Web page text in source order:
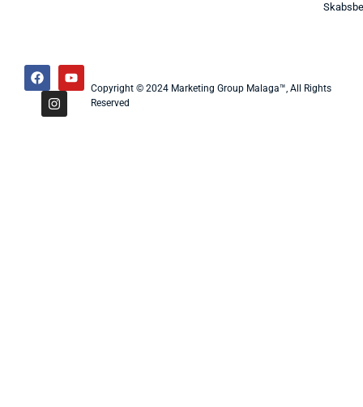
Copyright © 2024 Marketing Group Malaga™, All Rights
Reserved